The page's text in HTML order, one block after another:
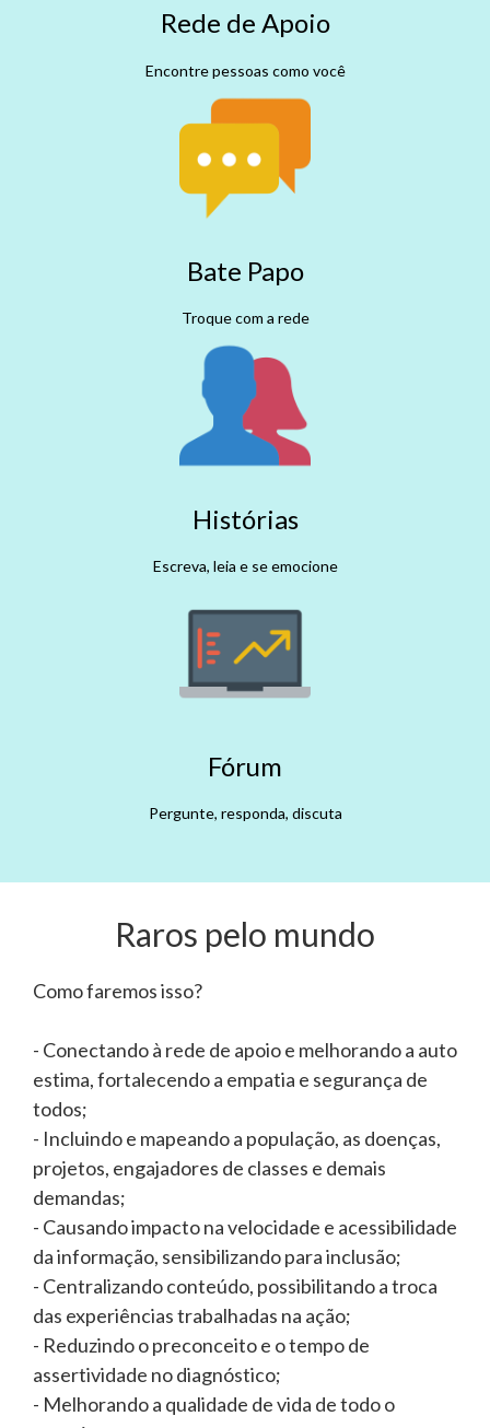
Rede de Apoio
Encontre pessoas como você
Bate Papo
Troque com a rede
Histórias
Escreva, leia e se emocione
Fórum
Pergunte, responda, discuta
Raros pelo mundo
Como faremos isso?
- Conectando à rede de apoio e melhorando a auto
estima, fortalecendo a empatia e segurança de
todos;
- Incluindo e mapeando a população, as doenças,
projetos, engajadores de classes e demais
demandas;
- Causando impacto na velocidade e acessibilidade
da informação, sensibilizando para inclusão;
- Centralizando conteúdo, possibilitando a troca
das experiências trabalhadas na ação;
- Reduzindo o preconceito e o tempo de
assertividade no diagnóstico;
- Melhorando a qualidade de vida de todo o